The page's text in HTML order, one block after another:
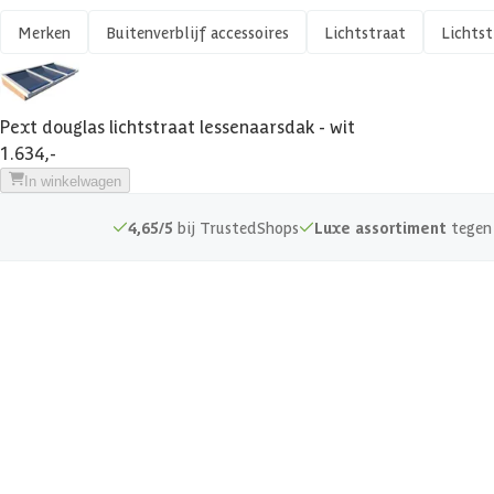
Glassoort
Gewicht
Aantal ramen
Merken Buitenverblijf accessoires Lichtstraat
Pext douglas lichtstraat lessenaarsdak - wit
1.634,-
In winkelwagen
4,65/5 bij TrustedShops Luxe assortiment